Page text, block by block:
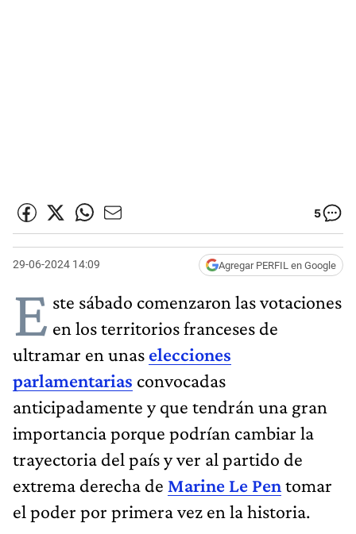
5
29-06-2024 14:09 Agregar PERFIL en Google
E ste sábado comenzaron las votaciones
en los territorios franceses de
ultramar en unas elecciones
parlamentarias convocadas
anticipadamente y que tendrán una gran
importancia porque podrían cambiar la
trayectoria del país y ver al partido de
extrema derecha de Marine Le Pentomar
el poder por primera vez en la historia.